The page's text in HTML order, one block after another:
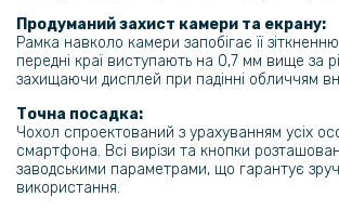
Pro​​​​​​​ на задню панель, Transparent
239 грн
Гідрогелева плівка iNobi Matte для ZTE Nubia
панель, Матова
Продуманий захист камери та екрану:
Рамка навколо камери запобігає її
передні краї виступають на 0,7 мм вище за
захищаючи дисплей при падінні обличчям
Точна посадка:
Чохол спроектований з урахуванням усіх
смартфона. Всі вирізи та кнопки
заводськими параметрами, що гарантує
використання.